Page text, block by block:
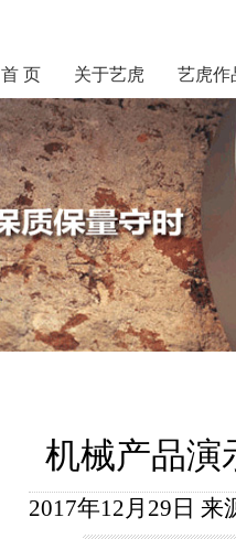
首 页 关于艺虎 艺虎作
机械产品演
2017年12月29日 来